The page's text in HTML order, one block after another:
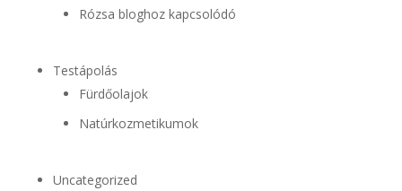
Rózsa bloghoz kapcsolódó
Testápolás
Fürdőolajok
Natúrkozmetikumok
Uncategorized